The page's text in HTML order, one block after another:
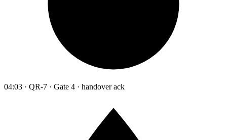
04:03 · QR-7 · Gate 4 · handover ack